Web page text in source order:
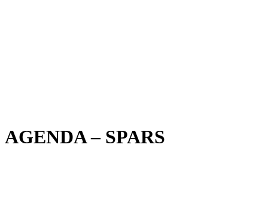
AGENDA – SPARS